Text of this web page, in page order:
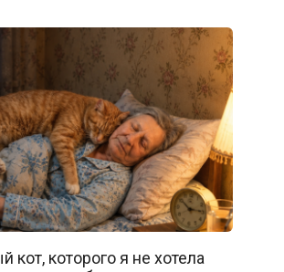
кот, которого я не хотела